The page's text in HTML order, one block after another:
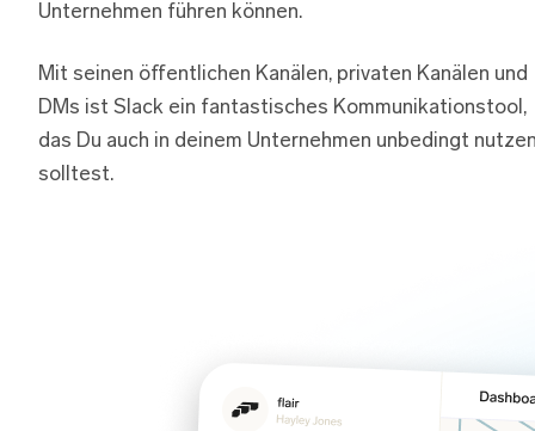
Unternehmen führen können.
Mit seinen öffentlichen Kanälen, privaten Kanälen und
DMs ist Slack ein fantastisches Kommunikationstool,
das Du auch in deinem Unternehmen unbedingt
solltest.